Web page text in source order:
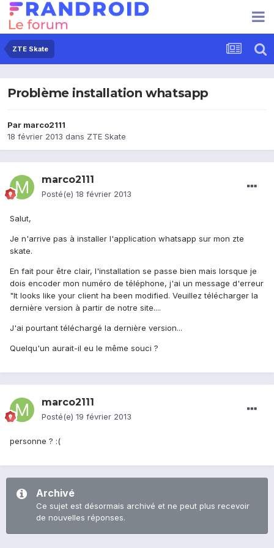
ZTE Skate
Problème installation whatsapp
Par marco2111
18 février 2013 dans ZTE Skate
marco2111
Posté(e) 18 février 2013
Salut,
Je n'arrive pas à installer l'application whatsapp sur mon zte
skate.
En fait pour être clair, l'installation se passe bien mais lorsque je
dois encoder mon numéro de téléphone, j'ai un message d'erreur
"It looks like your client ha been modified. Veuillez télécharger la
dernière version à partir de notre site....
J'ai pourtant téléchargé la dernière version...
Quelqu'un aurait-il eu le même souci ?
marco2111
Posté(e) 19 février 2013
personne ? :(
Archivé
Ce sujet est désormais archivé et ne peut plus recevoir
de nouvelles réponses.